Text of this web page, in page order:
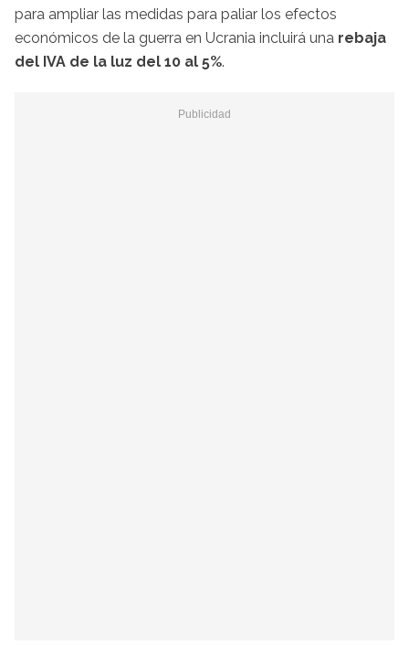
para ampliar las medidas para paliar los efectos
económicos de la guerra en Ucrania incluirá una rebaja
del IVA de la luz del 10 al 5%.